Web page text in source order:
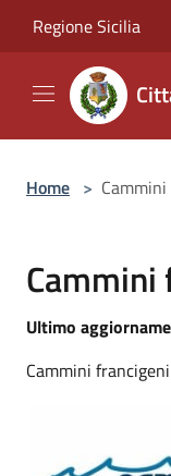
Regione Sicilia
Home >
Cammini
Ultimo
Cammini